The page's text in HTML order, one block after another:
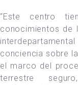
“Este centro
conocimientos de
conciencia sobre
el marco del
terrestre